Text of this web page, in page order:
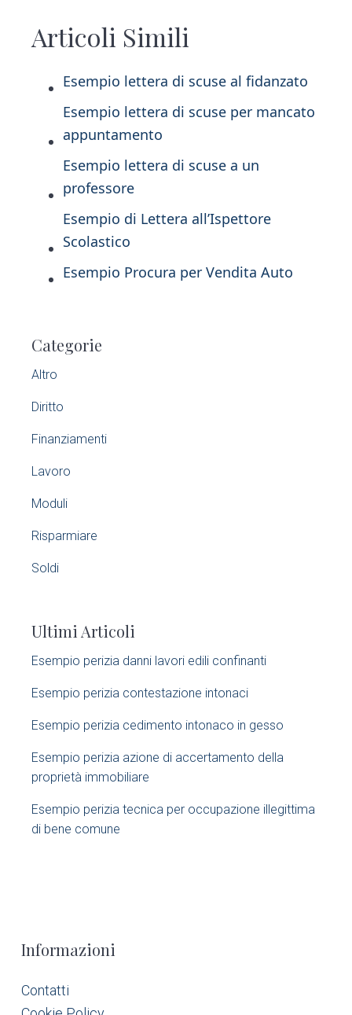
Articoli Simili
Esempio lettera di scuse al fidanzato
Esempio lettera di scuse per mancato
appuntamento
Esempio lettera di scuse a un
professore
Esempio di Lettera all’Ispettore
Scolastico
Esempio Procura per Vendita Auto
m
a
S
d
e
a
Categorie
Altro
Diritto
Finanziamenti
Lavoro
Moduli
Risparmiare
Soldi
Ultimi Articoli
Esempio perizia danni lavori edili confinanti​
Esempio perizia contestazione intonaci​
Esempio perizia cedimento intonaco in gesso
Esempio perizia azione di accertamento della
proprietà immobiliare​
Esempio perizia tecnica per occupazione illegittima
di bene comune​
Informazioni
Contatti